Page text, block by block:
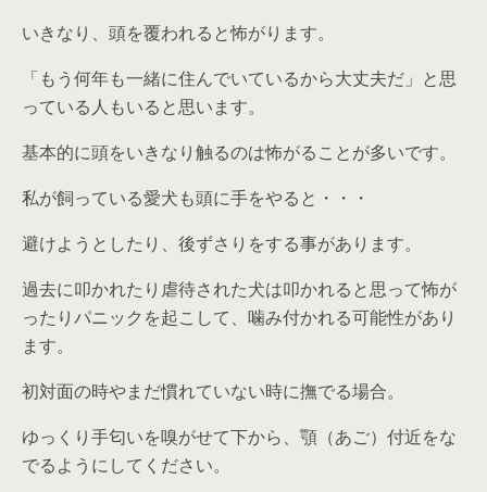
いきなり、 頭を覆われると怖がります。
「もう何年も一緒に住んでいているから大丈夫だ」と思
っている人もいると思います。
基本的に頭をいきなり触るのは怖がることが多いです。
私が飼っている愛犬も頭に手をやると・・・
避けようとしたり、後ずさりをする事があります。
過去に叩かれたり虐待された犬は叩かれると思って怖が
ったりパニックを起こして、噛み付かれる可能性があり
ます。
初対面の時やまだ慣れていない時に撫でる場合。
ゆっくり手匂いを嗅がせて下から、顎（あご）付近をな
でるようにしてください。